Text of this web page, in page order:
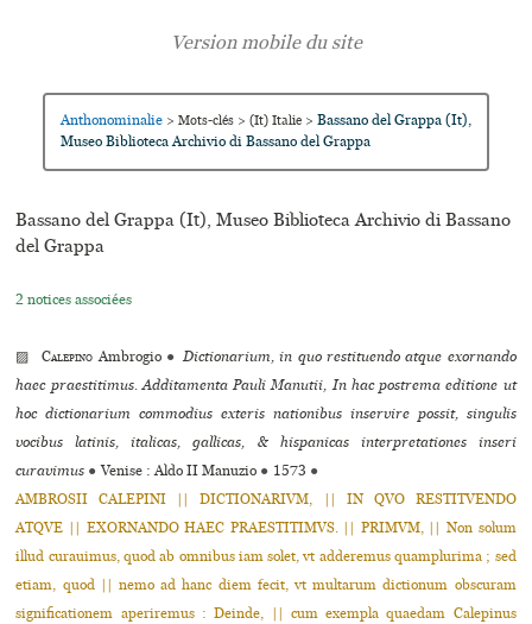
Anthonominalie > Mots-clés > (It) Italie > Bassano del Grappa (It),
Museo Biblioteca Archivio di Bassano del Grappa
Bassano del Grappa (It), Museo Biblioteca Archivio di Bassano
del Grappa
2 notices associées
▨Calepino Ambrogio ● Dictionarium, in quo restituendo atque exornando
haec praestitimus. Additamenta Pauli Manutii, In hac postrema editione ut
hoc dictionarium commodius exteris nationibus inservire possit, singulis
vocibus latinis, italicas, gallicas, & hispanicas interpretationes inseri
curavimus ● Venise : Aldo II Manuzio ● 1573 ●
AMBROSII CALEPINI || DICTIONARIVM, || IN QVO RESTITVENDO
ATQVE || EXORNANDO HAEC PRAESTITIMVS. || PRIMVM, || Non solum
illud curaui­mus, quod ab omni­bus iam solet, vt adde­re­mus quam­plu­rima ; sed
etiam, quod || nemo ad hanc diem fecit, vt mul­ta­rum dic­tio­num obs­cu­ram
signi­fi­ca­tio­nem ape­ri­re­mus : Deinde, || cum exem­pla quae­dam Calepinus